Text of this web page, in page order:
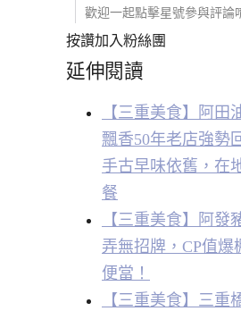
歡迎一起點擊星號參與評論
按讚加入粉絲團
延伸閱讀
【三重美食】阿田
飄香50年老店強勢
手古早味依舊，在
餐
【三重美食】阿發
弄無招牌，CP值爆
便當！
【三重美食】三重